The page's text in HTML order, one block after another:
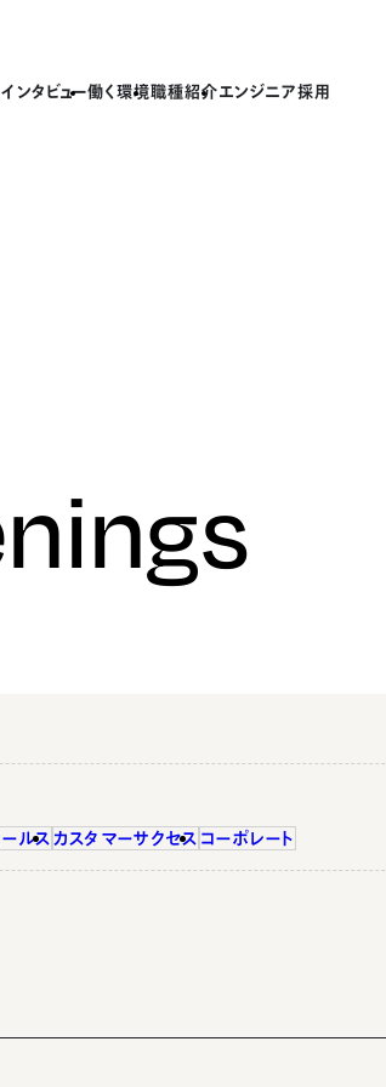
ンタビュー働く環境職種紹介エンジニア採用
ルス カスタマーサクセス コーポレート